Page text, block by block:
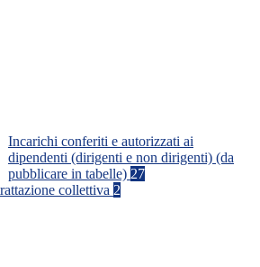
Incarichi conferiti e autorizzati ai
dipendenti (dirigenti e non dirigenti) (da
pubblicare in tabelle) 27
collettiva 2